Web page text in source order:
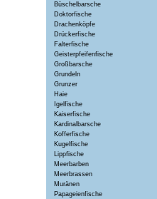
Büschelbarsche
Doktorfische
Drachenköpfe
Drückerfische
Falterfische
Geisterpfeifenfische
Großbarsche
Grundeln
Grunzer
Haie
Igelfische
Kaiserfische
Kardinalbarsche
Kofferfische
Kugelfische
Lippfische
Meerbarben
Meerbrassen
Muränen
Papageienfische